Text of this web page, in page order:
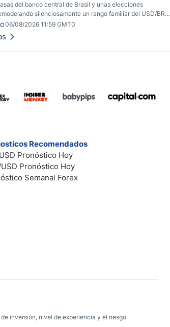
del banco central de Brasil y unas elecciones
silenciosamente un rango familiar del USD/BRL.
por parte del banco central de Brasil y unas elecciones
silenciosamente un rango familiar del USD/BRL.
están observando a continuación.
06/08/2026 11:59 GMT0
Recomendados
Pronóstico Hoy
USD Pronóstico Hoy
Semanal Forex
inversión, nivel de experiencia y el riesgo.